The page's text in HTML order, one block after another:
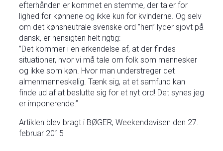
efterhånden er kommet en stemme, der taler for
lighed for kønnene og ikke kun for kvinderne. Og selv
om det kønsneutrale svenske ord ”hen” lyder sjovt på
dansk, er hensigten helt rigtig:
”Det kommer i en erkendelse af, at der findes
situationer, hvor vi må tale om folk som mennesker
og ikke som køn. Hvor man understreger det
almenmenneskelig. Tænk sig, at et samfund kan
finde ud af at beslutte sig for et nyt ord! Det synes jeg
er imponerende.”
Artiklen blev bragt i BØGER, Weekendavisen den 27.
februar 2015